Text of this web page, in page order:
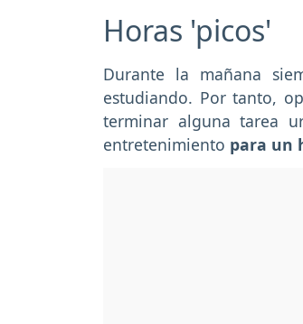
Horas 'picos'
Durante la mañana
estudiando. Por tanto,
terminar alguna tarea
entretenimiento para un